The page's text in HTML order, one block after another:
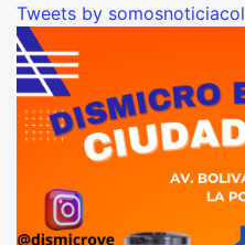
Tweets by somosnoticiacol